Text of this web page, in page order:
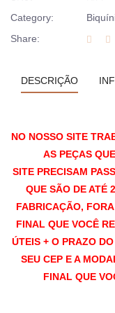
Category:
Share:
DESCRIÇÃO
NO NOSSO SITE
AS PEÇAS
SITE PRECISAM
QUE SÃO DE ATÉ
FABRICAÇÃO,
FINAL QUE VOCÊ
ÚTEIS + O PRAZO
SEU CEP E A
FINAL QUE